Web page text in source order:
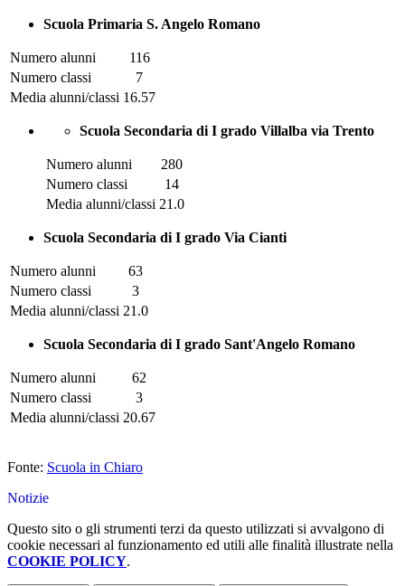
Scuola Primaria S. Angelo Romano
Numero alunni
116
Numero classi
7
Media alunni/classi 16.57
Scuola Secondaria di I grado Villalba via Trento
Numero alunni
280
Numero classi
14
Media alunni/classi 21.0
Scuola Secondaria di I grado Via Cianti
Numero alunni
63
Numero classi
3
Media alunni/classi 21.0
Scuola Secondaria di I grado Sant'Angelo Romano
Numero alunni
62
Numero classi
3
Media alunni/classi 20.67
Fonte: Scuola in Chiaro
Notizie
Questo sito o gli strumenti terzi da questo utilizzati si avvalgono di
cookie necessari al funzionamento ed utili alle finalità illustrate nella
COOKIE POLICY.